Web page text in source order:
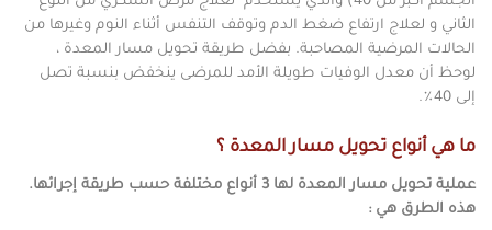
الثاني و لعلاج ارتفاع ضغط الدم وتوقف التنفس أثناء النوم وغيرها من
الحالات المرضية المصاحبة. بفضل طريقة تحويل مسار المعدة ،
لوحظ أن معدل الوفيات طويلة الأمد للمرضى ينخفض ​​بنسبة تصل
إلى 40٪.
ما هي أنواع تحويل مسار المعدة ؟
عملية تحويل مسار المعدة لها 3 أنواع مختلفة حسب طريقة إجرائها.
هذه الطرق هي :